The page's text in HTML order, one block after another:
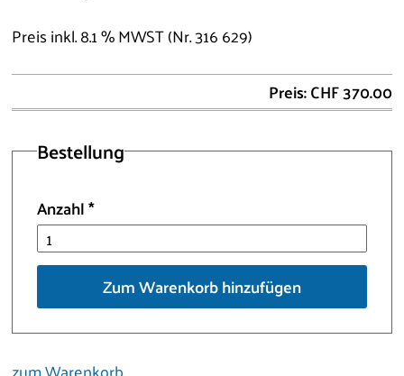
Preis inkl. 8.1 % MWST (Nr. 316 629)
Preis: CHF 370.00
Bestellung
Anzahl*
Zum Warenkorb hinzufügen